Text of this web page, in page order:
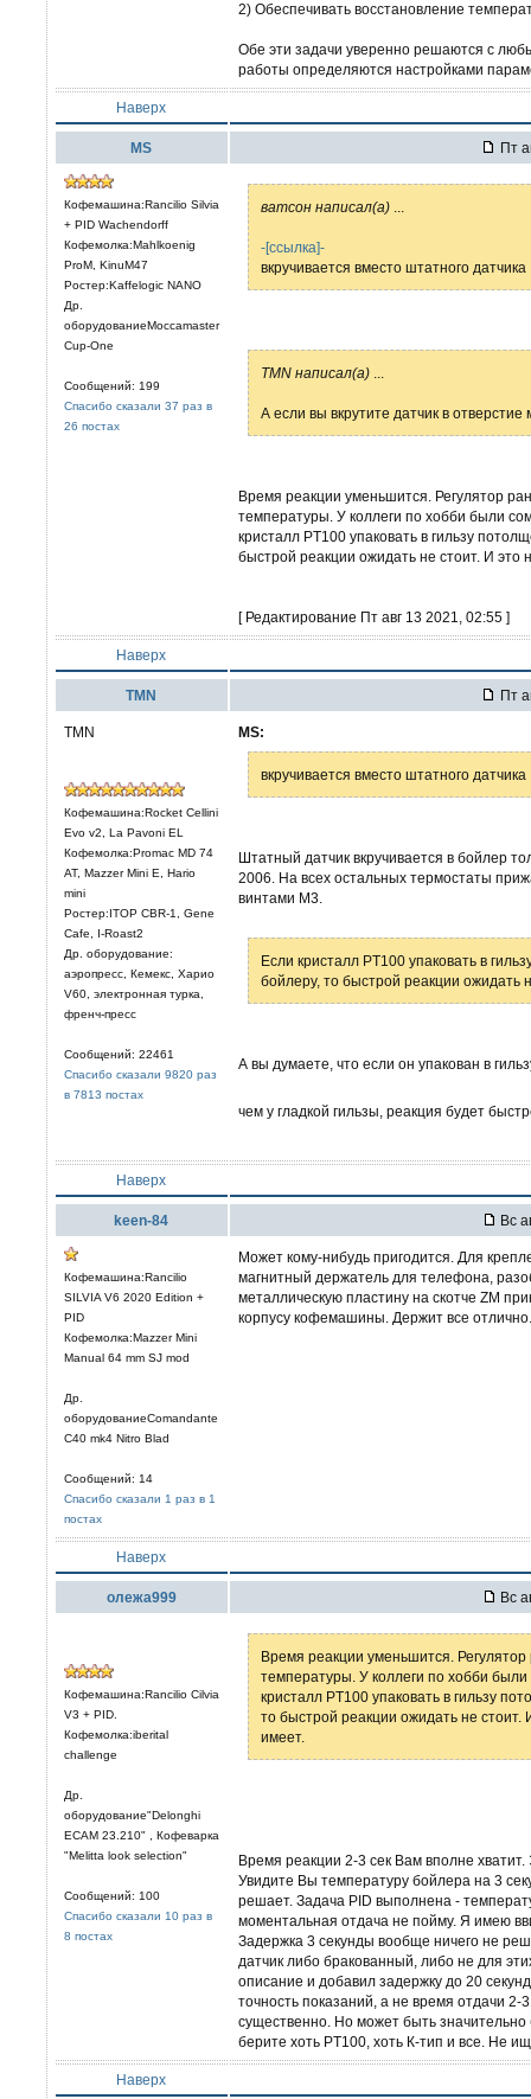
2) Обеспечивать восстановление
Обе эти задачи уверенно решаются с
работы определяются настройками
Наверх
MS Пт
Кофемашина:Rancilio Silvia
+ PID Wachendorff
Кофемолка:Mahlkoenig
ProM, KinuM47
Ростер:Kaffelogic NANO
Др.
оборудованиеMoccamaster
Cup-One
Сообщений: 199
Спасибо сказали 37 раз в
26 постах
ватсон написал(а)
-[ссылка]-
вкручивается вместо штатного датчика
TMN написал(а)
А если вы вкрутите датчик в отверстие
Время реакции уменьшится. Регулятор
температуры. У коллеги по хобби были
кристалл PT100 упаковать в гильзу
быстрой реакции ожидать не стоит. И это
[ Редактирование Пт авг 13 2021, 02:55 ]
Наверх
TMN Пт
TMN
Кофемашина:Rocket Cellini
Evo v2, La Pavoni EL
Кофемолка:Promac MD 74
AT, Mazzer Mini E, Hario
mini
Ростер:ITOP CBR-1, Gene
Cafe, I-Roast2
Др. оборудование:
аэропресс, Кемекс, Харио
V60, электронная турка,
френч-пресс
Сообщений: 22461
Спасибо сказали 9820 раз
в 7813 постах
MS:
вкручивается вместо штатного датчика
Штатный датчик вкручивается в бойлер
2006. На всех остальных термостаты
винтами М3.
Если кристалл PT100 упаковать в
бойлеру, то быстрой реакции ожидать
А вы думаете, что если он упакован в
чем у гладкой гильзы, реакция будет
Наверх
keen-84 Вс
Кофемашина:Rancilio
SILVIA V6 2020 Edition +
PID
Кофемолка:Mazzer Mini
Manual 64 mm SJ mod
Др.
оборудованиеComandante
C40 mk4 Nitro Blad
Сообщений: 14
Спасибо сказали 1 раз в 1
постах
Может кому-нибудь пригодится. Для
магнитный держатель для телефона,
металлическую пластину на скотче ZM
корпусу кофемашины. Держит все отлично.
Наверх
олежа999 Вс
Кофемашина:Rancilio Cilvia
V3 + PID.
Кофемолка:iberital
challenge
Др.
оборудование"Delonghi
ECAM 23.210" , Кофеварка
"Melitta look selection"
Сообщений: 100
Спасибо сказали 10 раз в
8 постах
Время реакции уменьшится.
температуры. У коллеги по хобби
кристалл PT100 упаковать в гильзу
то быстрой реакции ожидать не стоит.
имеет.
Время реакции 2-3 сек Вам вполне
Увидите Вы температуру бойлера на 3
решает. Задача PID выполнена -
моментальная отдача не пойму. Я имею
Задержка 3 секунды вообще ничего не
датчик либо бракованный, либо не для
описание и добавил задержку до 20
точность показаний, а не время отдачи 2-
существенно. Но может быть
берите хоть PT100, хоть К-тип и все. Не
Наверх